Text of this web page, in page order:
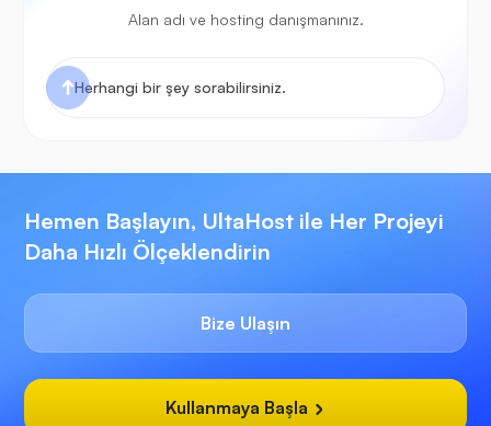
Alan adı ve hosting danışmanınız.
Hemen Başlayın, UltaHost ile Her Projeyi
Daha Hızlı Ölçeklendirin
Bize Ulaşın
Kullanmaya Başla